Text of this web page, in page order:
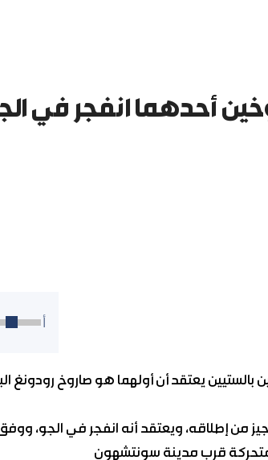
أحدهما انفجر في
بالستيين يعتقد أن أولهما هو صاروخ رودونغ
من إطلاقه، ويعتقد أنه انفجر في الجو،